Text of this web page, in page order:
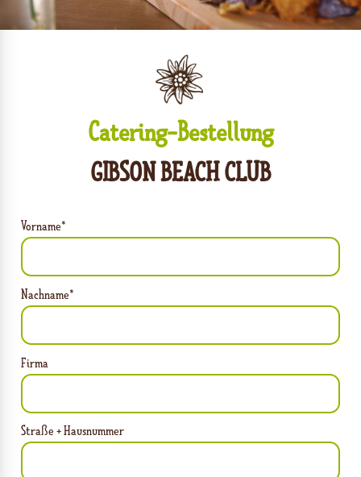
Catering-Bestellung
GIBSON BEACH CLUB
Vorname*
Nachname*
Firma
Straße + Hausnummer